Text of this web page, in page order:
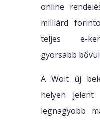
online
milliárd
teljes e-
gyorsabb
A Wolt új
helyen
legnagyobb